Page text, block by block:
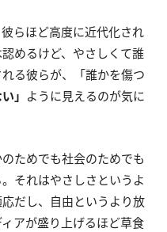
らほど高度に近代化され
めるけど、やさしくて誰
る彼らが、「誰かを傷つ
」 ように見えるのが気に
ためでも社会のためでも
それはやさしさというよ
だし、自由というより放
アが盛り上げるほど草食